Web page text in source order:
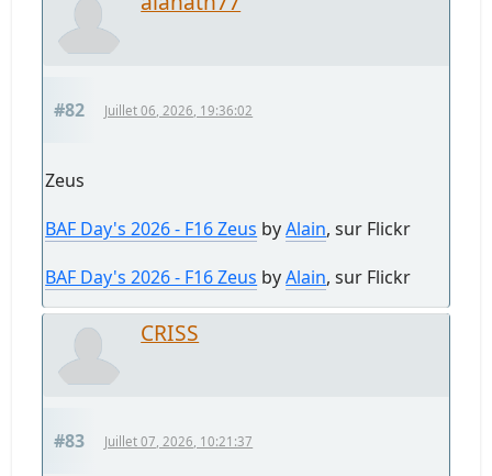
#82 Juillet 06, 2026, 19:36:02
Zeus
BAF Day's 2026 - F16 Zeus byAlain, sur Flickr
BAF Day's 2026 - F16 Zeus byAlain, sur Flickr
CRISS
#83 Juillet 07, 2026, 10:21:37